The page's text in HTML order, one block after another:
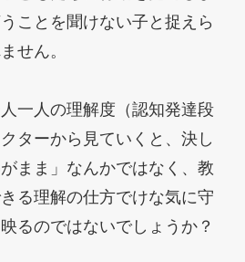
ことを聞けない子と捉えら
せん。
一人の理解度（認知発達段
ターから見ていくと、決し
まま」なんかではなく、教
る理解の仕方でけな気に守
るのではないでしょうか？